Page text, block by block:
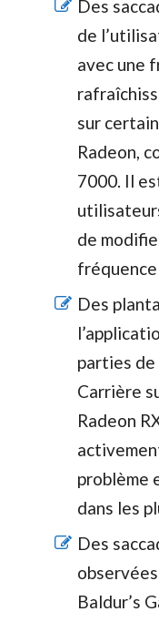
Des
de
avec une
sur
Radeon,
7000. Il
de
Des
parties de
Carrière
Radeon
problème
dans les
Des
Baldur’s